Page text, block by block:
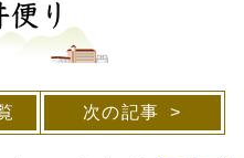
便り
次の記事